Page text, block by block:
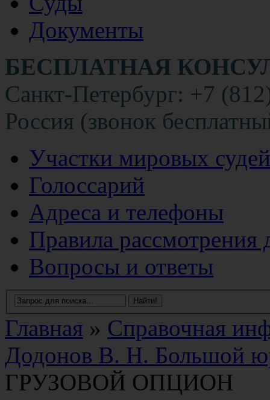
Документы
БЕСПЛАТНАЯ
Санкт-Петербург: +7
Россия (звонок
Участки мировых судей
Голоссарий
Адреса и телефоны
Правила рассмотрения
Вопросы и ответы
Главная » Справочная
Додонов В. Н. Большой
ГРУЗОВОЙ ОПЦИОН